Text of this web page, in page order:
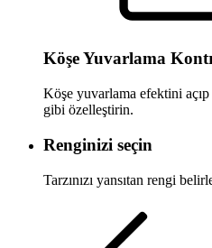
Köşe Yuvarlama
Köşe yuvarlama efektini
gibi özelleştirin.
Renginizi seçin
Tarzınızı yansıtan rengi